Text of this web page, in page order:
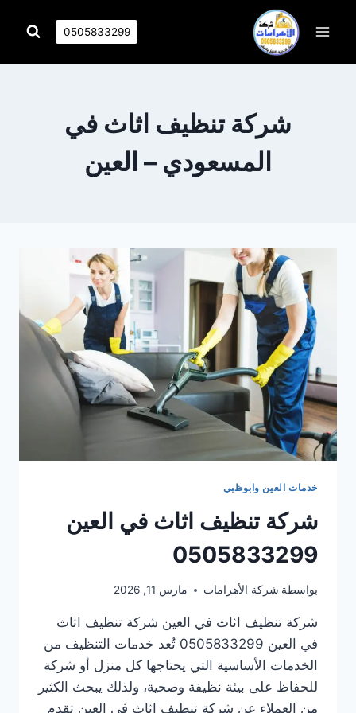
0505833299
شركة تنظيف اثاث في
المسعودي – العين
خدمات العين وابوظبي
شركة تنظيف اثاث في العين
0505833299
بواسطة شركة الأهرامات مارس 11, 2026
شركة تنظيف اثاث في العين شركة تنظيف اثاث
في العين 0505833299 تُعد خدمات التنظيف من
الخدمات الأساسية التي يحتاجها كل منزل أو شركة
للحفاظ على بيئة نظيفة وصحية، ولذلك يبحث الكثير
من العملاء عن شركة تنظيف اثاث في العين تقدم